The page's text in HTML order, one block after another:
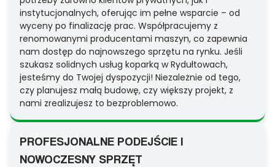
instytucjonalnych, oferując im pełne wsparcie – od
wyceny po finalizację prac. Współpracujemy z
renomowanymi producentami maszyn, co zapewnia
nam dostęp do najnowszego sprzętu na rynku. Jeśli
szukasz solidnych usług koparką w Rydułtowach,
jesteśmy do Twojej dyspozycji! Niezależnie od tego,
czy planujesz małą budowę, czy większy projekt, z
nami zrealizujesz to bezproblemowo.
PROFESJONALNE PODEJŚCIE I
NOWOCZESNY SPRZĘT